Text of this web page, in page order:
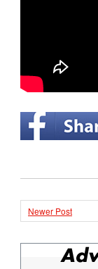
Newer Post